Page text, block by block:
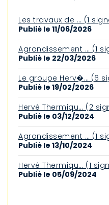
Les travaux de … (1
Publié le 11/06/2026
Agrandissement … (1
Publié le 22/03/2026
Le groupe Herv�… (6
Publié le 19/02/2026
Hervé Thermiqu… (2
Publié le 03/12/2024
Agrandissement … (1
Publié le 13/10/2024
Hervé Thermiqu… (1
Publié le 05/09/2024